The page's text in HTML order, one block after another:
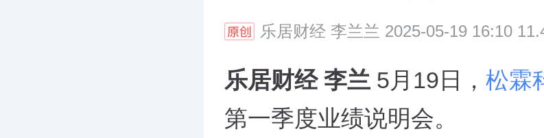
乐居财经 李兰兰 2025-05-19 16:10
乐居财经 李兰 5月19日， 松霖
第一季度业绩说明会。